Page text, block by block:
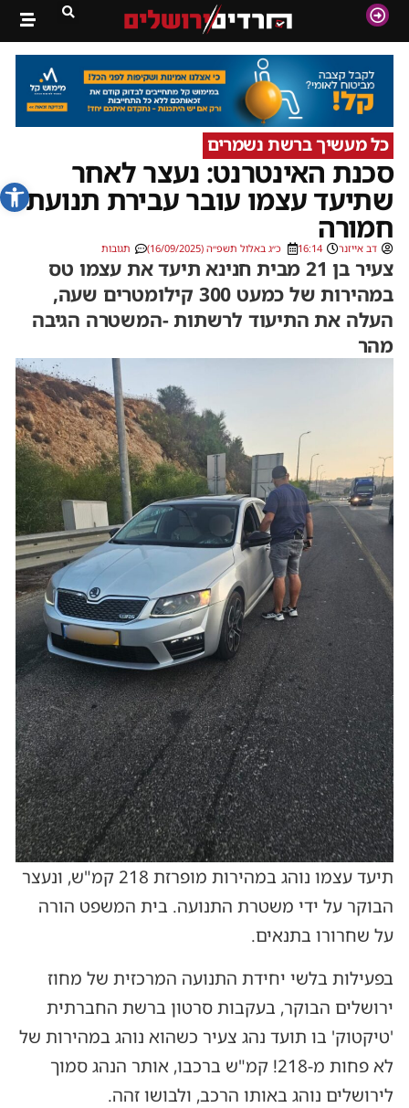
פתח
כל מעשיך ברשת נשמרים
סכנת האינטרנט: נעצר לאחר
שתיעד עצמו עובר עבירת תנועת
חמורה
דב אייזנר 16:14 כ״ג באלול תשפ״ה (16/09/2025) תגובות
צעיר בן 21 מבית חנינא תיעד את עצמו טס
במהירות של כמעט 300 קילומטרים שעה,
העלה את התיעוד לרשתות -המשטרה הגיבה
מהר
תיעד עצמו נוהג במהירות מופרזת 218 קמ"ש, ונעצר
הבוקר על ידי משטרת התנועה. בית המשפט הורה
על שחרורו בתנאים.
בפעילות בלשי יחידת התנועה המרכזית של מחוז
ירושלים הבוקר, בעקבות סרטון ברשת החברתית
'טיקטוק' בו תועד נהג צעיר כשהוא נוהג במהירות של
לא פחות מ-218! קמ"ש ברכבו, אותר הנהג סמוך
לירושלים נוהג באותו הרכב, ולבושו זהה.